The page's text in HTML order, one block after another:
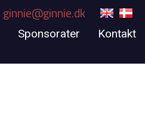
ginnie@ginnie.dk
Sponsorater Kontakt